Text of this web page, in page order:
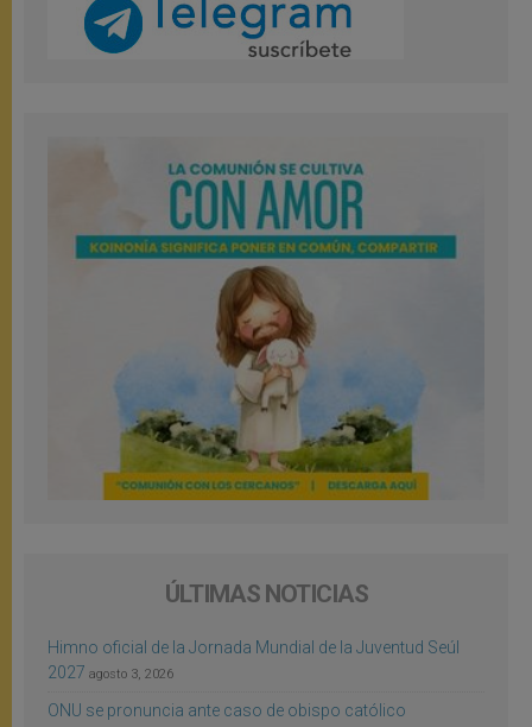
ÚLTIMAS NOTICIAS
Himno oficial de la Jornada Mundial de la Juventud Seúl
2027 agosto 3, 2026
ONU se pronuncia ante caso de obispo católico